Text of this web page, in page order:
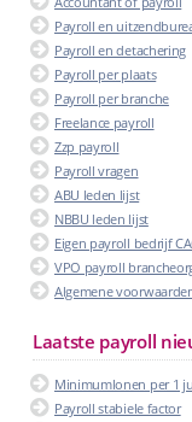
Payroll en
Payroll en detachering
Payroll per plaats
Payroll per branche
Freelance payroll
Zzp payroll
Payroll vragen
ABU leden lijst
NBBU leden lijst
Eigen payroll bedrijf
VPO payroll
Algemene
Laatste payroll
Minimumlonen per 1
Payroll stabiele factor